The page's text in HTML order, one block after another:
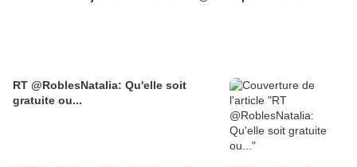
RT @RoblesNatalia: Qu'elle soit
gratuite ou...